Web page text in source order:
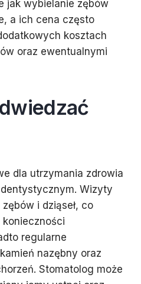
jak wybielanie zębów
a ich cena często
kosztach
oraz ewentualnymi
dla utrzymania zdrowia
Wizyty
i dziąseł, co
regularne
nazębny oraz
Stomatolog może